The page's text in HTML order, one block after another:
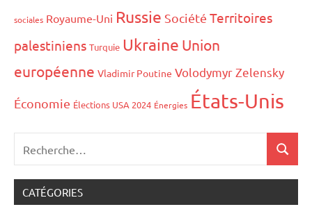
sociales Royaume-Uni Russie Société Territoires
palestiniens Turquie Ukraine Union
européenne Vladimir Poutine Volodymyr Zelensky
Économie Élections USA 2024 Énergies États-Unis
CATÉGORIES